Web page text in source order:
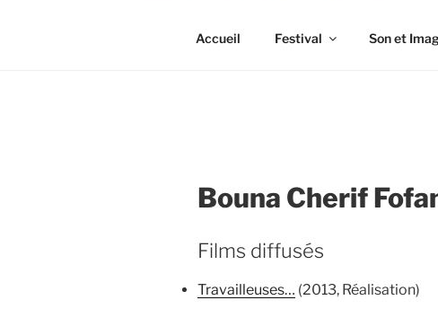
Accueil Festival Son et
Bouna Cherif
Films diffusés
Travailleuses… (2013, Réalisation)